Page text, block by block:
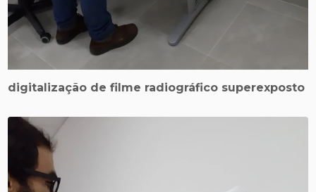
digitalização de filme radiográfico superexposto